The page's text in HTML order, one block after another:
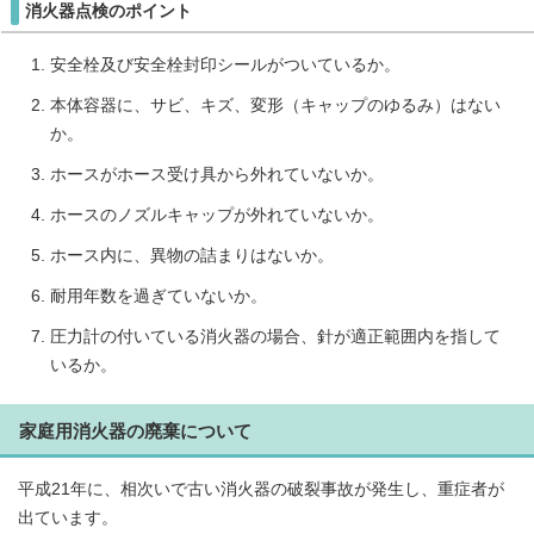
消火器点検のポイント
安全栓及び安全栓封印シールがついているか。
本体容器に、サビ、キズ、変形（キャップのゆるみ）はない
か。
ホースがホース受け具から外れていないか。
ホースのノズルキャップが外れていないか。
ホース内に、異物の詰まりはないか。
耐用年数を過ぎていないか。
圧力計の付いている消火器の場合、針が適正範囲内を指して
いるか。
家庭用消火器の廃棄について
平成21年に、相次いで古い消火器の破裂事故が発生し、重症者が
出ています。